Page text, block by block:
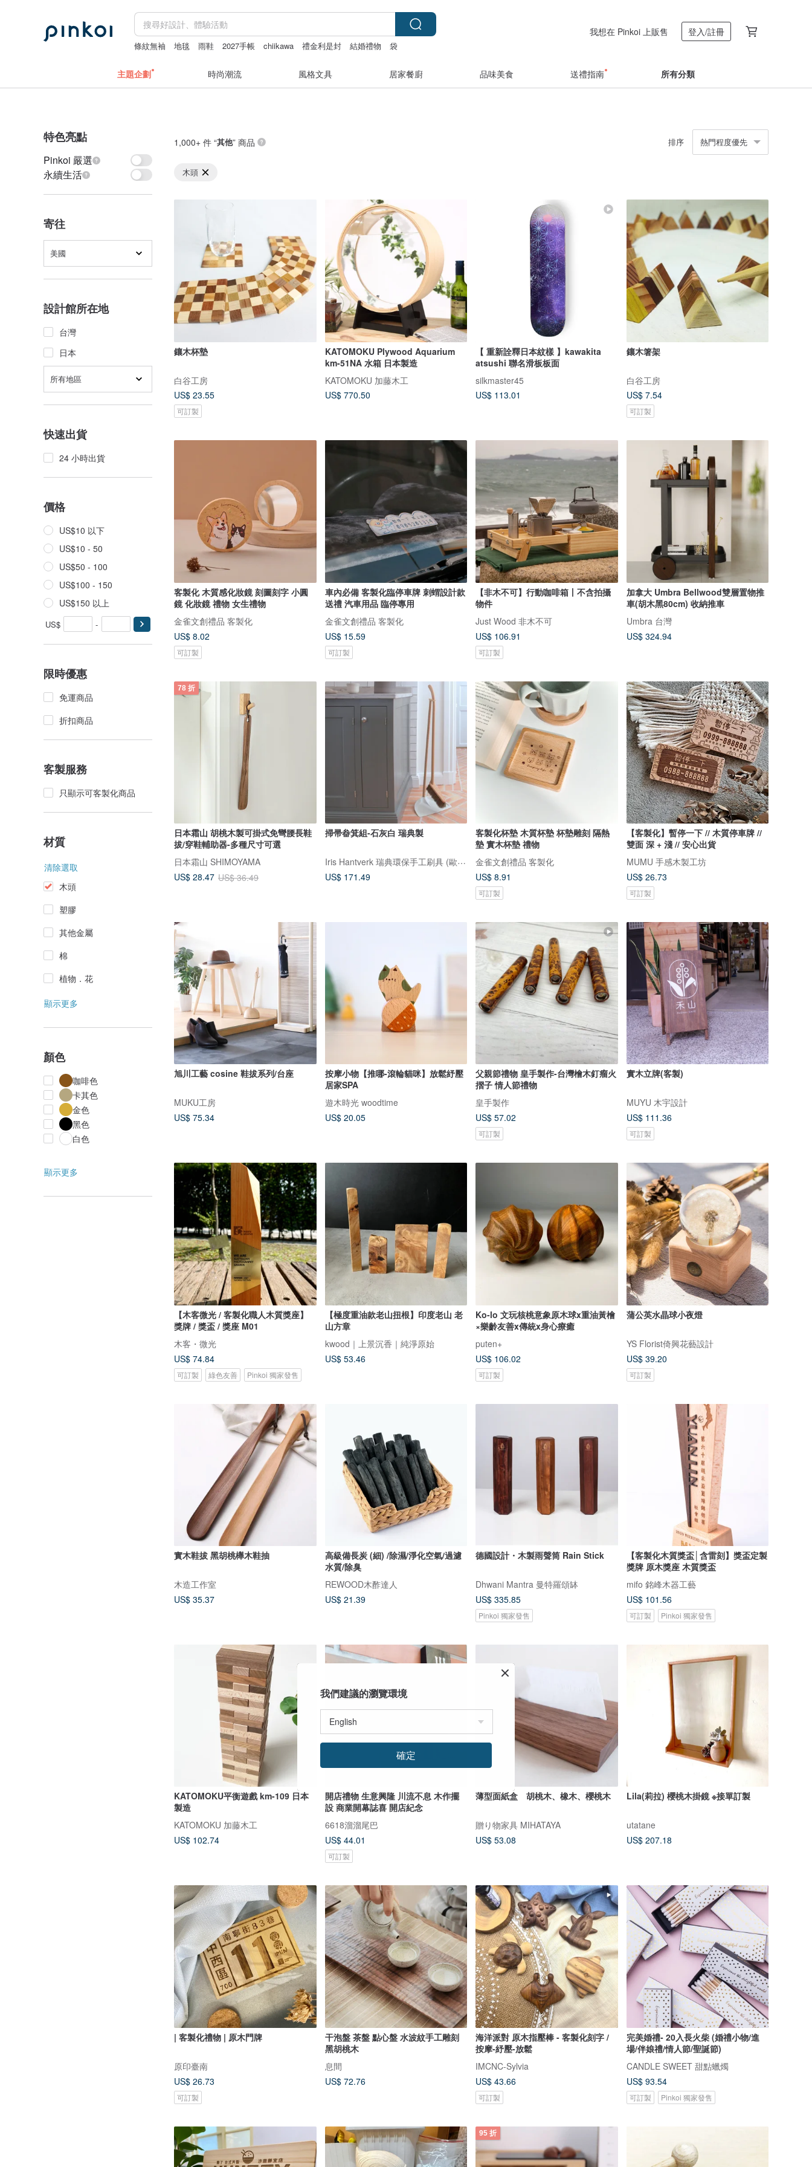
條紋無袖 地毯 雨鞋 2027手帳 chiikawa 禮金利是封 結婚禮物 袋
我想在 Pinkoi 上販售 登入/註冊
主題企劃 時尚潮流 風格文具 居家餐廚 品味美食 送禮指南 所有分類
特色亮點
Pinkoi 嚴選
永續生活
寄往
美國
設計館所在地
台灣
日本
所有地區
快速出貨
24 小時出貨
價格
US$10 以下
US$10 - 50
US$50 - 100
US$100 - 150
US$150 以上
US$ -
限時優惠
免運商品
折扣商品
客製服務
只顯示可客製化商品
材質
清除選取
木頭
塑膠
其他金屬
棉
植物．花
顯示更多
顏色
咖啡色
卡其色
金色
黑色
白色
顯示更多
1,000+ 件 “其他” 商品 排序 熱門程度優先
木頭
鑲木杯墊
白谷工房
US$ 23.55
可訂製
KATOMOKU Plywood Aquarium
km-51NA 水箱 日本製造
KATOMOKU 加藤木工
US$ 770.50
【 重新詮釋日本紋樣 】kawakita
atsushi 聯名滑板板面
silkmaster45
US$ 113.01
鑲木箸架
白谷工房
US$ 7.54
可訂製
客製化 木質感化妝鏡 刻圖刻字 小圓
鏡 化妝鏡 禮物 女生禮物
金雀文創禮品 客製化
US$ 8.02
可訂製
車內必備 客製化臨停車牌 刺蝟設計款
送禮 汽車用品 臨停專用
金雀文創禮品 客製化
US$ 15.59
可訂製
【非木不可】行動咖啡箱丨不含拍攝
物件
Just Wood 非木不可
US$ 106.91
可訂製
加拿大 Umbra Bellwood雙層置物推
車(胡木黑80cm) 收納推車
Umbra 台灣
US$ 324.94
78 折
日本霜山 胡桃木製可掛式免彎腰長鞋
拔/穿鞋輔助器-多種尺寸可選
日本霜山 SHIMOYAMA
US$ 28.47 US$ 36.49
掃帚畚箕組-石灰白 瑞典製
Iris Hantverk 瑞典環保手工刷具 (歐本戶外家居)
US$ 171.49
客製化杯墊 木質杯墊 杯墊雕刻 隔熱
墊 實木杯墊 禮物
金雀文創禮品 客製化
US$ 8.91
可訂製
【客製化】暫停一下 // 木質停車牌 //
雙面 深 + 淺 // 安心出貨
MUMU 手感木製工坊
US$ 26.73
可訂製
旭川工藝 cosine 鞋拔系列/台座
MUKU工房
US$ 75.34
按摩小物【推哪-滾輪貓咪】放鬆紓壓
居家SPA
遊木時光 woodtime
US$ 20.05
父親節禮物 皇手製作-台灣檜木釘瘤火
摺子 情人節禮物
皇手製作
US$ 57.02
可訂製
實木立牌(客製)
MUYU 木宇設計
US$ 111.36
可訂製
【木客微光 / 客製化職人木質獎座】
獎牌 / 獎盃 / 獎座 M01
木客・微光
US$ 74.84
可訂製 綠色友善 Pinkoi 獨家發售
【極度重油款老山扭根】印度老山 老
山方章
kwood｜上景沉香｜純淨原始
US$ 53.46
Ko-lo 文玩核桃意象原木球x重油黃檜
×樂齡友善x傳統x身心療癒
puten+
US$ 106.02
可訂製
蒲公英水晶球小夜燈
YS Florist倚興花藝設計
US$ 39.20
可訂製
實木鞋拔 黑胡桃櫸木鞋抽
木造工作室
US$ 35.37
高級備長炭 (細) /除濕/淨化空氣/過濾
水質/除臭
REWOOD木酢達人
US$ 21.39
德國設計・木製雨聲筒 Rain Stick
Dhwani Mantra 曼特羅頌缽
US$ 335.85
Pinkoi 獨家發售
【客製化木質獎盃│含雷刻】獎盃定製
獎牌 原木獎座 木質獎盃
mifo 銘峰木器工藝
US$ 101.56
可訂製 Pinkoi 獨家發售
KATOMOKU平衡遊戲 km-109 日本
製造
KATOMOKU 加藤木工
US$ 102.74
開店禮物 生意興隆 川流不息 木作擺
設 商業開幕誌喜 開店紀念
6618溜溜尾巴
US$ 44.01
可訂製
薄型面紙盒 胡桃木、橡木、櫻桃木
贈り物家具 MIHATAYA
US$ 53.08
Lila(莉拉) 櫻桃木掛鏡 ※接單訂製
utatane
US$ 207.18
| 客製化禮物 | 原木門牌
原印臺南
US$ 26.73
可訂製
干泡盤 茶盤 點心盤 水波紋手工雕刻
黑胡桃木
息間
US$ 72.76
海洋派對 原木指壓棒 - 客製化刻字 /
按摩-紓壓-放鬆
IMCNC-Sylvia
US$ 43.66
可訂製
完美婚禮- 20入長火柴 (婚禮小物/進
場/伴娘禮/情人節/聖誕節)
CANDLE SWEET 甜點蠟燭
US$ 93.54
可訂製 Pinkoi 獨家發售
95 折
我們建議的瀏覽環境
確定